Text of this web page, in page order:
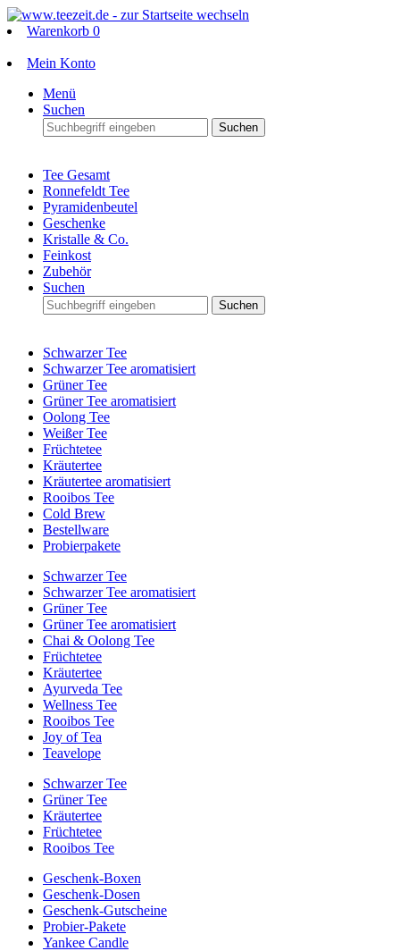
Warenkorb 0
Mein Konto
Menü
Suchen
Suchen
Tee Gesamt
Ronnefeldt Tee
Pyramidenbeutel
Geschenke
Kristalle & Co.
Feinkost
Zubehör
Suchen
Suchen
Schwarzer Tee
Schwarzer Tee aromatisiert
Grüner Tee
Grüner Tee aromatisiert
Oolong Tee
Weißer Tee
Früchtetee
Kräutertee
Kräutertee aromatisiert
Rooibos Tee
Cold Brew
Bestellware
Probierpakete
Schwarzer Tee
Schwarzer Tee aromatisiert
Grüner Tee
Grüner Tee aromatisiert
Chai & Oolong Tee
Früchtetee
Kräutertee
Ayurveda Tee
Wellness Tee
Rooibos Tee
Joy of Tea
Teavelope
Schwarzer Tee
Grüner Tee
Kräutertee
Früchtetee
Rooibos Tee
Geschenk-Boxen
Geschenk-Dosen
Geschenk-Gutscheine
Probier-Pakete
Yankee Candle